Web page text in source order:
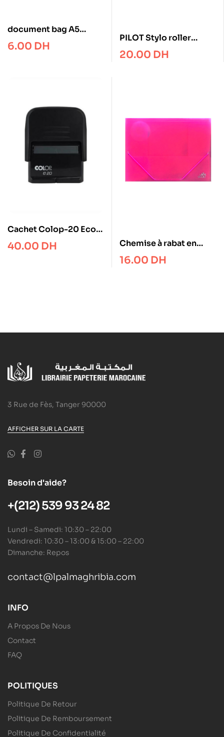
document bag A5
Tranbo
6.00 DH
PILOT Stylo roller
pointe métal 0,5 mm
encre liquide Noire
20.00 DH
Cachet Colop-20 Eco
14*38mm
40.00 DH
Chemise à rabat en
polypro plastique
Ecolo
16.00 DH
3 Rue de Fès, Tanger 90000
AFFICHER SUR LA CARTE
Besoin d'aide?
+(212) 539 93 24 82
Lundi – Samedi: 10:30 – 22:00
Vendredi: 10:30 – 13:00 & 15:00 – 22:00
Dimanche: Repos
contact@lpalmaghribia.com
INFO
A Propos De Nous
Contact
FAQ
POLITIQUES
Politique De Retour
Politique De Remboursement
Politique De Confidentialité